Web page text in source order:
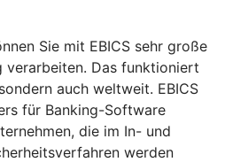
Sie mit EBICS sehr große
verarbeiten. Das funktioniert
auch weltweit. EBICS
für Banking-Software
die im In- und
werden